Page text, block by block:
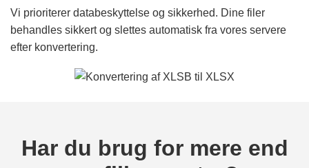
Vi prioriterer databeskyttelse og sikkerhed. Dine filer
behandles sikkert og slettes automatisk fra vores servere
efter konvertering.
Har du brug for mere end